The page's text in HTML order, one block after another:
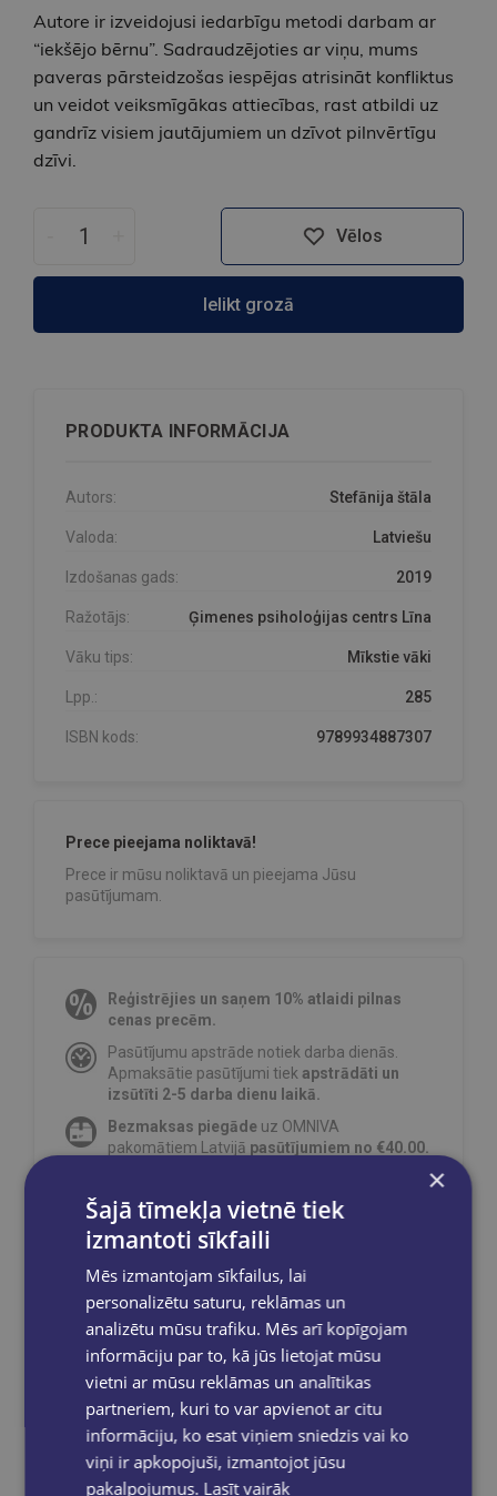
Autore ir izveidojusi iedarbīgu metodi darbam ar
“iekšējo bērnu”. Sadraudzējoties ar viņu, mums
paveras pārsteidzošas iespējas atrisināt konfliktus
un veidot veiksmīgākas attiecības, rast atbildi uz
gandrīz visiem jautājumiem un dzīvot pilnvērtīgu
dzīvi.
Vēlos
Ielikt grozā
PRODUKTA INFORMĀCIJA
Autors: Stefānija štāla
Valoda: Latviešu
Izdošanas gads: 2019
Ražotājs: Ģimenes psiholoģijas centrs Līna
Vāku tips: Mīkstie vāki
Lpp.: 285
ISBN kods: 9789934887307
Prece pieejama noliktavā!
Prece ir mūsu noliktavā un pieejama Jūsu
pasūtījumam.
Reģistrējies un saņem 10% atlaidi pilnas
cenas precēm.
Pasūtījumu apstrāde notiek darba dienās.
Apmaksātie pasūtījumi tiek apstrādāti un
izsūtīti 2-5 darba dienu laikā.
Bezmaksas piegāde uz OMNIVA
pakomātiem Latvijā pasūtījumiem no €40.00.
grāmatnīcā 1-5 darba dienu laikā, kad
pasūtījums būs gatavs saņemšanai, saņemsi
e-pastu un/ vai SMS.
Dalies sociālajos tīklos:
×
Šajā tīmekļa vietnē tiek
izmantoti sīkfaili
Mēs izmantojam sīkfailus, lai
personalizētu saturu, reklāmas un
analizētu mūsu trafiku. Mēs arī kopīgojam
informāciju par to, kā jūs lietojat mūsu
vietni ar mūsu reklāmas un analītikas
partneriem, kuri to var apvienot ar citu
informāciju, ko esat viņiem sniedzis vai ko
viņi ir apkopojuši, izmantojot jūsu
pakalpojumus. Lasīt vairāk